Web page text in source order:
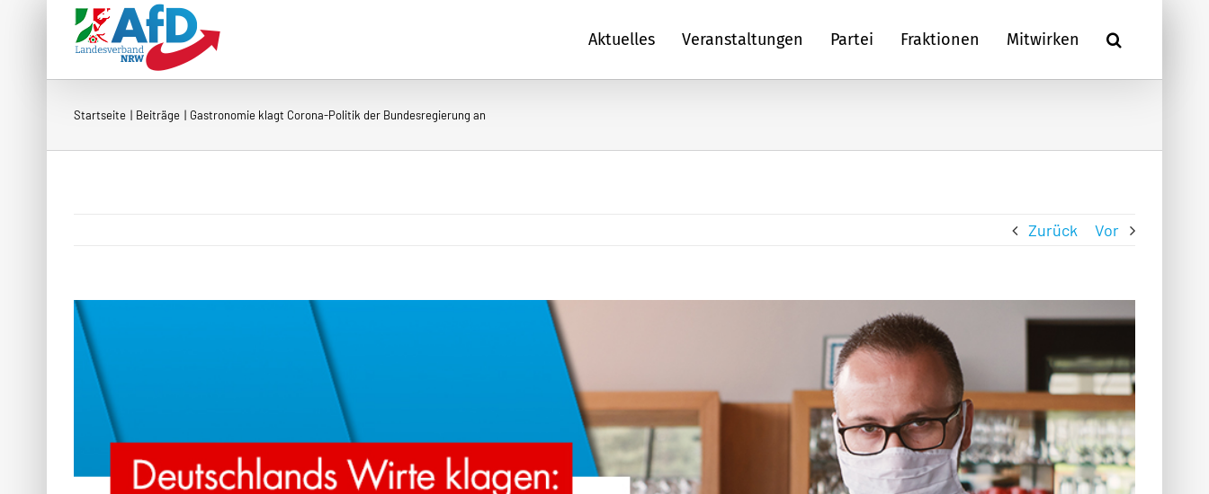
Aktuelles Veranstaltungen Partei Fraktionen Mitwirken
Startseite Beiträge Gastronomie klagt Corona-Politik der Bundesregierung an
Zurück Vor